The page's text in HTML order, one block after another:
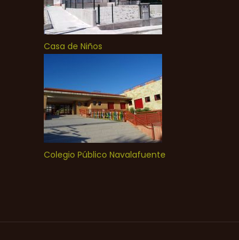
Casa de Niños
Colegio Público Navalafuente